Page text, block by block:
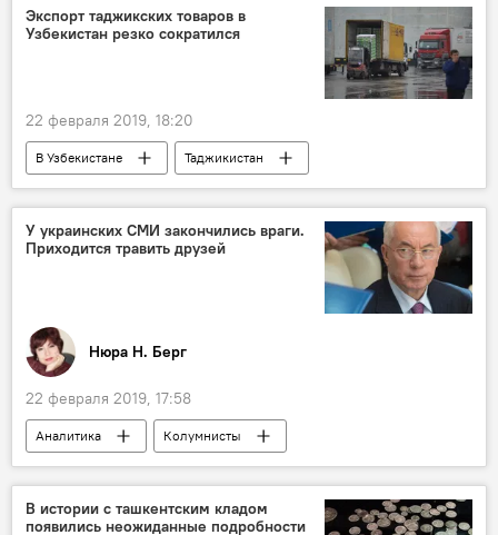
Происшествие
ДТП
Экспорт таджикских товаров в
Узбекистан резко сократился
22 февраля 2019, 18:20
В Узбекистане
Таджикистан
Таджикистан
Узбекистан
Экономика
У украинских СМИ закончились враги.
Приходится травить друзей
Нюра Н. Берг
22 февраля 2019, 17:58
Аналитика Колумнисты
В истории с ташкентским кладом
появились неожиданные подробности